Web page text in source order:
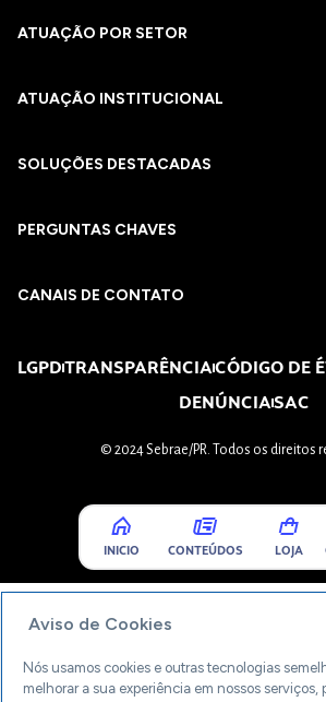
ATUAÇÃO POR SETOR
ATUAÇÃO INSTITUCIONAL
SOLUÇÕES DESTACADAS
PERGUNTAS CHAVES​
CANAIS DE CONTATO
LGPDTRANSPARÊNCIACÓDIGO DE
DENÚNCIASAC
© 2024 Sebrae/PR. Todos os direitos
INICIO CONTEÚDOS LOJA
Aviso de Cookies
Nós usamos cookies e outras tecnologias
melhorar a sua experiência em nossos serviços,